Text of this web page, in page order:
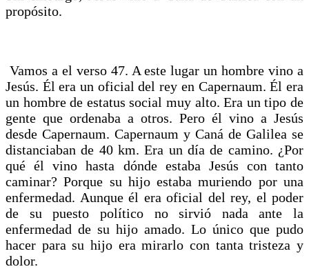
propósito.
Vamos a el verso 47. A este lugar un hombre vino a
Jesús. Él era un oficial del rey en Capernaum. Él era
un hombre de estatus social muy alto. Era un tipo de
gente que ordenaba a otros. Pero él vino a Jesús
desde Capernaum. Capernaum y Caná de Galilea se
distanciaban de 40 km. Era un día de camino. ¿Por
qué él vino hasta dónde estaba Jesús con tanto
caminar? Porque su hijo estaba muriendo por una
enfermedad. Aunque él era oficial del rey, el poder
de su puesto político no sirvió nada ante la
enfermedad de su hijo amado. Lo único que pudo
hacer para su hijo era mirarlo con tanta tristeza y
dolor.